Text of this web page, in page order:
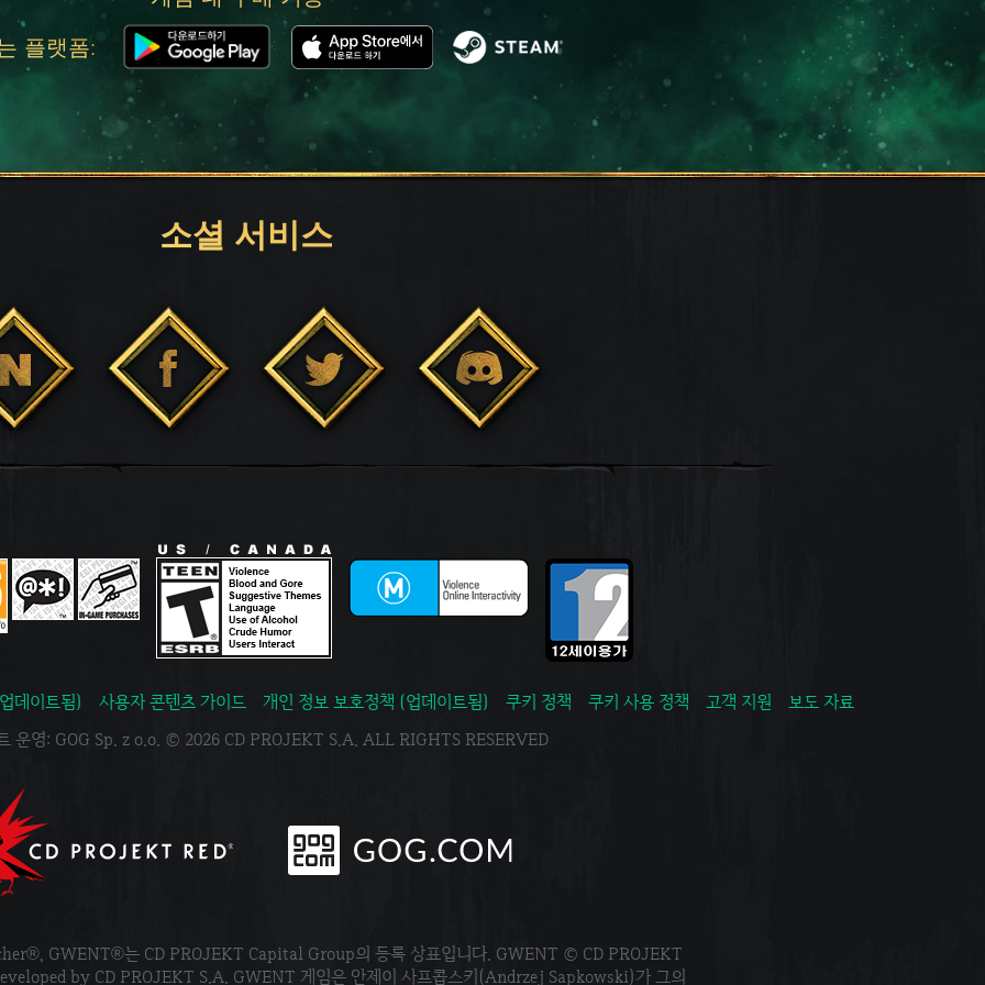
플랫폼:
소셜 서비스
데이트됨) 사용자 콘텐츠 가이드 개인 정보 보호정책 (업데이트됨) 쿠키 정책 쿠키 사용 정책 고객 지원
보도 자료
운영: GOG Sp. z o.o. © 2026 CD PROJEKT S.A. ALL RIGHTS RESERVED
GWENT®는 CD PROJEKT Capital Group의 등록 상표입니다. GWENT © CD PROJEKT
by CD PROJEKT S.A. GWENT 게임은 안제이 사프콥스키(Andrzej Sapkowski)가 그의